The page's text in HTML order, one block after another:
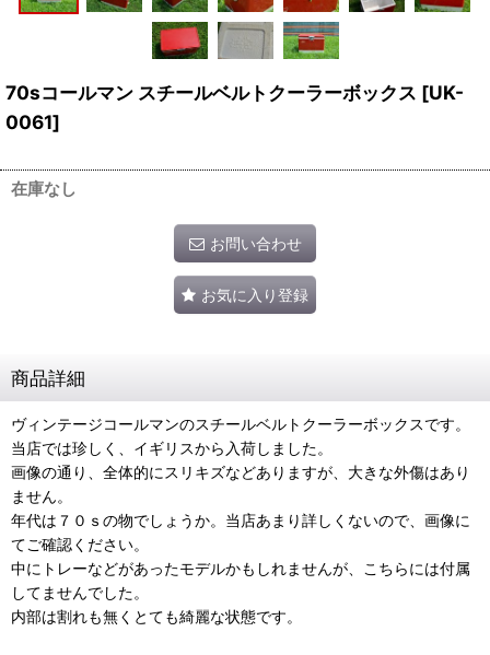
70sコールマン スチールベルトクーラーボックス [UK-
0061]
在庫なし
お問い合わせ
お気に入り登録
商品詳細
ヴィンテージコールマンのスチールベルトクーラーボックスです。
当店では珍しく、イギリスから入荷しました。
画像の通り、全体的にスリキズなどありますが、大きな外傷はあり
ません。
年代は７０ｓの物でしょうか。当店あまり詳しくないので、画像に
てご確認ください。
中にトレーなどがあったモデルかもしれませんが、こちらには付属
してませんでした。
内部は割れも無くとても綺麗な状態です。